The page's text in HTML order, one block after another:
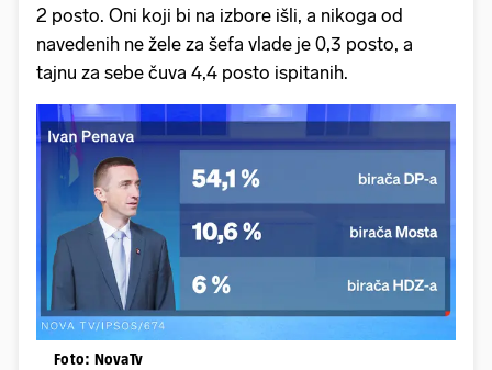
2 posto. Oni koji bi na izbore išli, a nikoga od
navedenih ne žele za šefa vlade je 0,3 posto, a
tajnu za sebe čuva 4,4 posto ispitanih.
Foto: NovaTv